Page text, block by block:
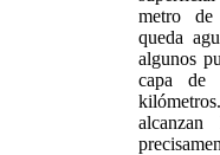
metro de
queda
algunos
capa de